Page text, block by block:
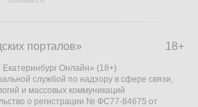
18+
порталов»
Онлайн» (18+)
службой по надзору в сфере связи,
и массовых коммуникаций
о регистрации № ФС77-84675 от